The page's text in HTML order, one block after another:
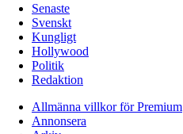
Senaste
Svenskt
Kungligt
Hollywood
Politik
Redaktion
Allmänna villkor för Premium
Annonsera